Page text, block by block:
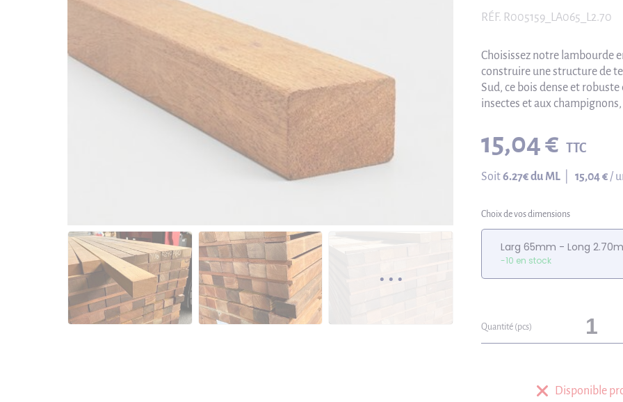
RÉF. R005159_LA065_L2.70
Choisissez notre lambourde
construire une structure de
Sud, ce bois dense et
insectes et aux
15,04 € TTC
Soit6.27€ du ML 15,04 € /
Choix de vos dimensions
Larg 65mm - Long 2.70m
-10 en stock
Quantité (pcs)
Disponible